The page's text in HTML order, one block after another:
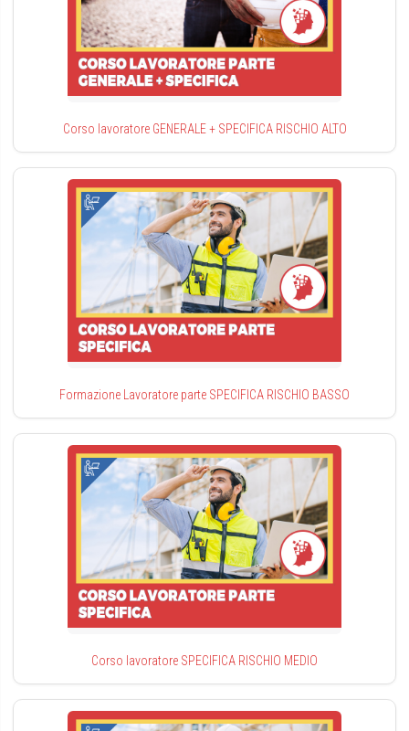
Corso lavoratore GENERALE + SPECIFICA RISCHIO ALTO
Formazione Lavoratore parte SPECIFICA RISCHIO BASSO
Corso lavoratore SPECIFICA RISCHIO MEDIO